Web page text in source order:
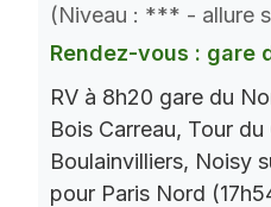
(Niveau : *** - allure
Rendez-vous : gare
RV à 8h20 gare du
Bois Carreau, Tour
Boulainvilliers, Noisy
pour Paris Nord